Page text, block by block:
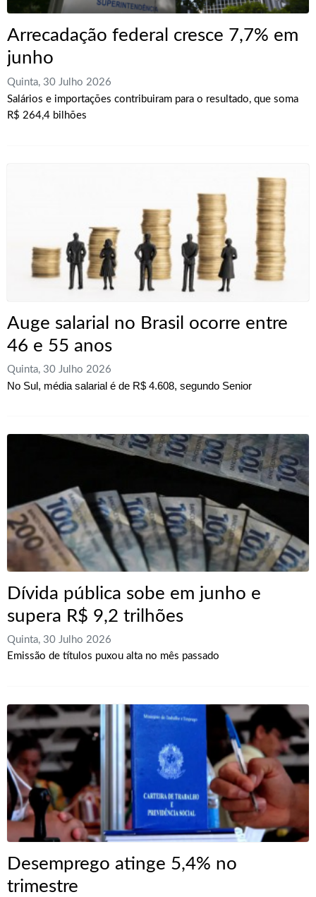
Arrecadação federal cresce 7,7% em
junho
Quinta, 30 Julho 2026
Salários e importações contribuiram para o resultado, que soma
R$ 264,4 bilhões
Auge salarial no Brasil ocorre entre
46 e 55 anos
Quinta, 30 Julho 2026
No Sul, média salarial é de R$ 4.608, segundo Senior
Dívida pública sobe em junho e
supera R$ 9,2 trilhões
Quinta, 30 Julho 2026
Emissão de títulos puxou alta no mês passado
Desemprego atinge 5,4% no
trimestre